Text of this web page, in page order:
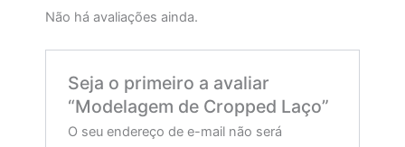
Não há avaliações ainda.
Seja o primeiro a avaliar
“Modelagem de Cropped Laço”
O seu endereço de e-mail não será